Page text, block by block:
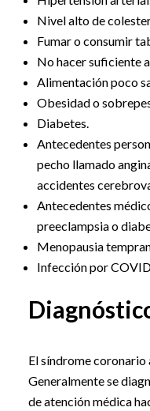
Nivel alto de
Fumar o consumir
No hacer suficiente
Alimentación poco
Obesidad o
Diabetes.
Antecedentes
pecho llamado
accidentes
Antecedentes
preeclampsia o
Menopausia
Infección por
El síndrome coronario
Generalmente se
de atención médica